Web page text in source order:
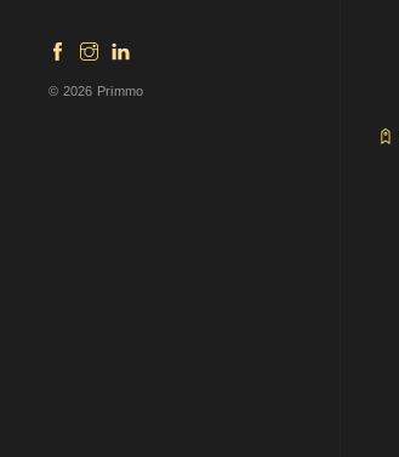
© 2026 Primmo